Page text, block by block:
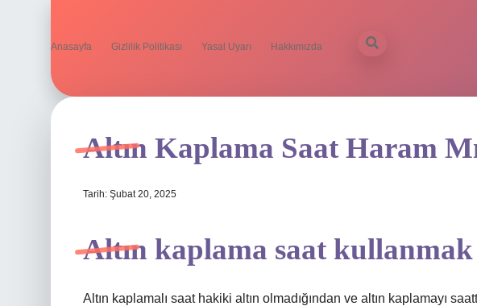
Anasayfa Gizlilik Politikası Yasal Uyarı Hakkımızda
Altın Kaplama Saat Haram
Tarih: Şubat 20, 2025
Altın kaplama saat
Altın kaplamalı saat hakiki altın olmadığından ve altın kaplamayı